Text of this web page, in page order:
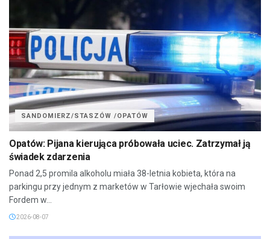
SANDOMIERZ/STASZÓW /OPATÓW
Opatów: Pijana kierująca próbowała uciec. Zatrzymał ją
świadek zdarzenia
Ponad 2,5 promila alkoholu miała 38-letnia kobieta, która na
parkingu przy jednym z marketów w Tarłowie wjechała swoim
Fordem w...
2026-08-07